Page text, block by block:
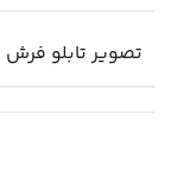
تصویر تابلو فرش